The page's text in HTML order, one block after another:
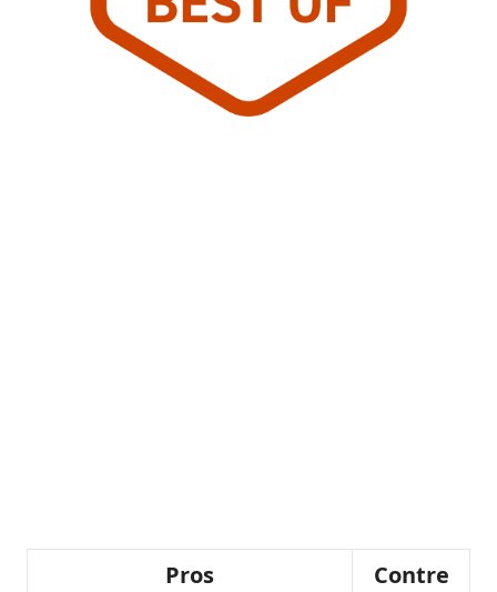
Pros Contre